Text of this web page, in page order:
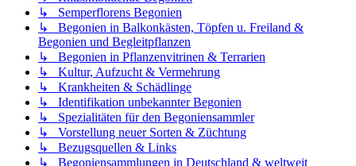
↳ Semperflorens Begonien
↳ Begonien in Balkonkästen, Töpfen u. Freiland &
Begonien und Begleitpflanzen
↳ Begonien in Pflanzenvitrinen & Terrarien
↳ Kultur, Aufzucht & Vermehrung
↳ Krankheiten & Schädlinge
↳ Identifikation unbekannter Begonien
↳ Spezialitäten für den Begoniensammler
↳ Vorstellung neuer Sorten & Züchtung
↳ Bezugsquellen & Links
↳ Begoniensammlungen in Deutschland & weltweit